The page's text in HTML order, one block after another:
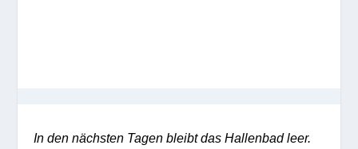
In den nächsten Tagen bleibt das Hallenbad leer.